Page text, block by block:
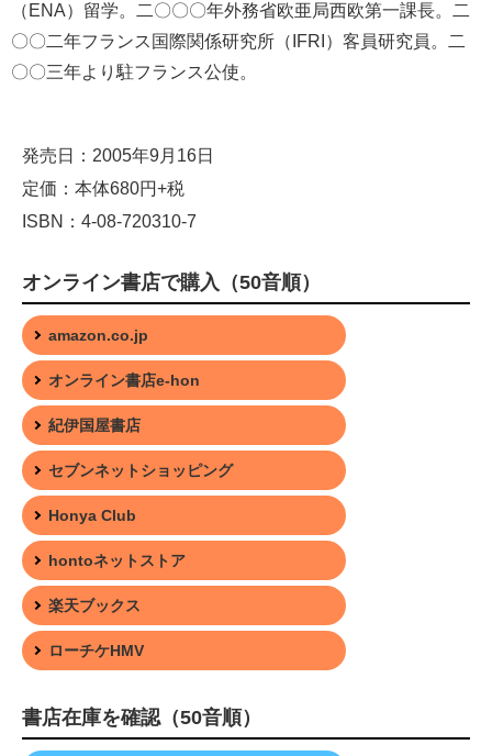
（ENA）留学。二〇〇〇年外務省欧亜局西欧第一課長。二
〇〇二年フランス国際関係研究所（IFRI）客員研究員。二
〇〇三年より駐フランス公使。
発売日：2005年9月16日
定価：本体680円+税
ISBN：4-08-720310-7
オンライン書店で購入（50音順）
amazon.co.jp
オンライン書店e-hon
紀伊国屋書店
セブンネットショッピング
Honya Club
hontoネットストア
楽天ブックス
ローチケHMV
書店在庫を確認（50音順）